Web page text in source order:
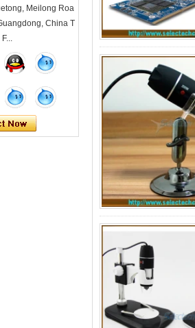
de próxima
y
viento favorable.
viento
Selectech le
último año, y...
de oído
para reducir la
Meilong Roa
China T